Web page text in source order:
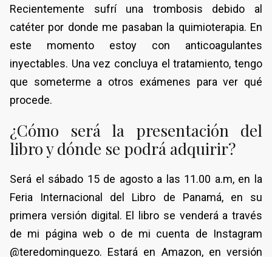
Recientemente sufrí una trombosis debido al
catéter por donde me pasaban la quimioterapia. En
este momento estoy con anticoagulantes
inyectables. Una vez concluya el tratamiento, tengo
que someterme a otros exámenes para ver qué
procede.
¿Cómo será la presentación del
libro y dónde se podrá adquirir?
Será el sábado 15 de agosto a las 11.00 a.m, en la
Feria Internacional del Libro de Panamá, en su
primera versión digital. El libro se venderá a través
de mi página web o de mi cuenta de Instagram
@teredominguezo. Estará en Amazon, en versión